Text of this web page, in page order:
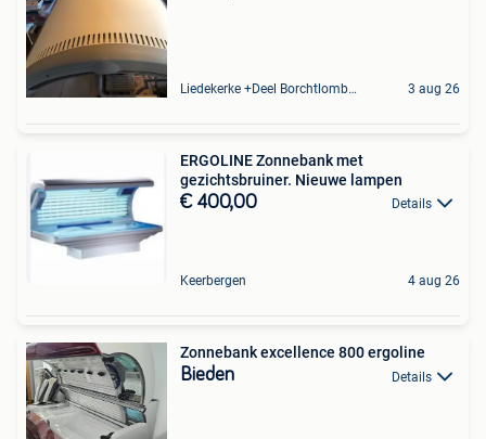
Liedekerke +Deel Borchtlombeek 3 aug 26
ERGOLINE Zonnebank met
gezichtsbruiner. Nieuwe lampen
€ 400,00 Details
Keerbergen 4 aug 26
Zonnebank excellence 800 ergoline
Bieden Details